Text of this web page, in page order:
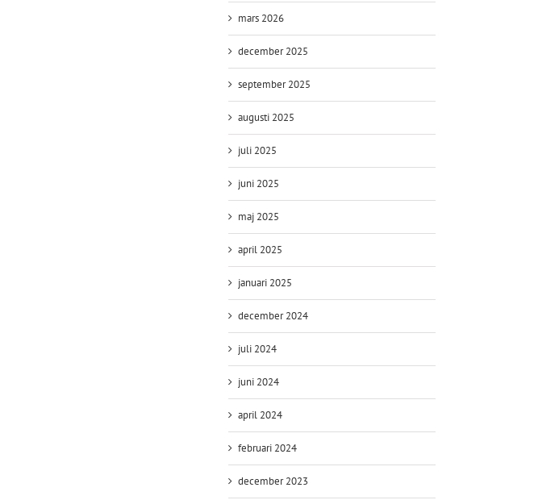
mars 2026
december 2025
september 2025
augusti 2025
juli 2025
juni 2025
maj 2025
april 2025
januari 2025
december 2024
juli 2024
juni 2024
april 2024
februari 2024
december 2023